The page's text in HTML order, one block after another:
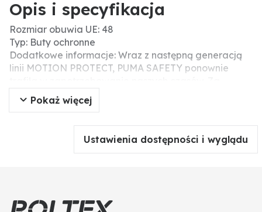
Opis i specyfikacja
Rozmiar obuwia UE: 48
Typ: Buty ochronne
Dodatkowe informacje: Wraz z następną generacją
linii MOTION PROTECT, PUMA SAFETY ponownie
podejrzanym wyglądem kryje się cały pakiet mocy
innowacyjnego wyposażenia i komfortu. Ze względu
spienioną podeszwą środkową wykonaną z
IMPULSE.FOAM w różnych gęstościach, VELOCITY
uderzenia, ale jednocześnie aktywnie zwraca do 55%
Pokaż więcej
Ustawienia dostępności i wyglądu